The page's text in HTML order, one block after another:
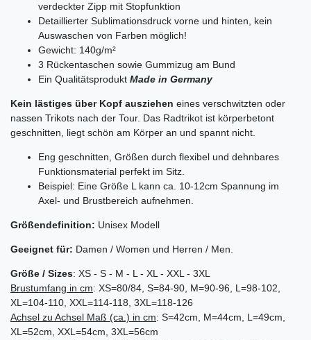
verdeckter Zipp mit Stopfunktion
Detaillierter Sublimationsdruck vorne und hinten, kein
Auswaschen von Farben möglich!
Gewicht: 140g/m²
3 Rückentaschen sowie Gummizug am Bund
Ein Qualitätsprodukt Made in Germany
Kein lästiges über Kopf ausziehen eines verschwitzten oder
nassen Trikots nach der Tour. Das Radtrikot ist körperbetont
geschnitten, liegt schön am Körper an und spannt nicht.
Eng geschnitten, Größen durch flexibel und dehnbares
Funktionsmaterial perfekt im Sitz.
Beispiel: Eine Größe L kann ca. 10-12cm Spannung im
Axel- und Brustbereich aufnehmen.
Größendefinition: Unisex Modell
Geeignet für: Damen / Women und Herren / Men.
Größe / Sizes: XS - S - M - L - XL - XXL - 3XL
Brustumfang in cm: XS=80/84, S=84-90, M=90-96, L=98-102,
XL=104-110, XXL=114-118, 3XL=118-126
Achsel zu Achsel Maß (ca.) in cm: S=42cm, M=44cm, L=49cm,
XL=52cm, XXL=54cm, 3XL=56cm